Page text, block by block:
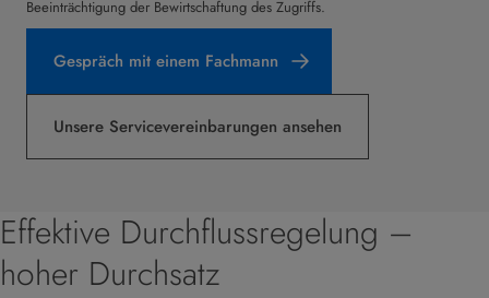
Beeinträchtigung der Bewirtschaftung des Zugriffs.
Gespräch mit einem Fachmann
Unsere Servicevereinbarungen ansehen
Effektive Durchflussregelung –
hoher Durchsatz